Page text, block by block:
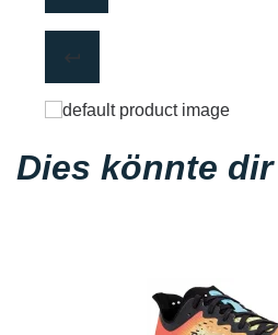
Dies könnte